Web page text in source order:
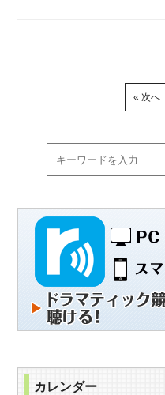
« 次へ
カレンダー